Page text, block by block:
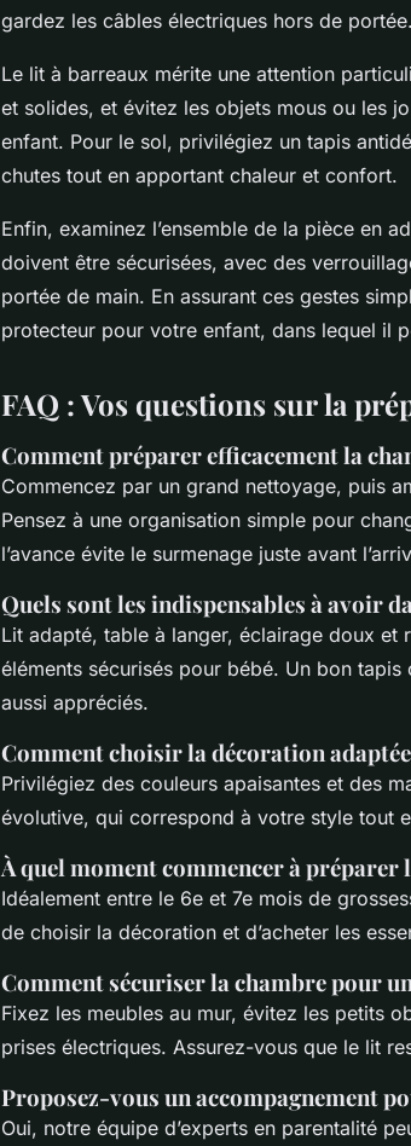
gardez les câbles électriques hors de portée.
Le lit à barreaux mérite une attention
et solides, et évitez les objets mous ou les
enfant. Pour le sol, privilégiez un tapis
chutes tout en apportant chaleur et confort.
Enfin, examinez l’ensemble de la pièce en
doivent être sécurisées, avec des
portée de main. En assurant ces gestes
protecteur pour votre enfant, dans lequel il
FAQ : Vos questions sur la
Comment préparer efficacement la
Commencez par un grand nettoyage, puis
Pensez à une organisation simple pour
l’avance évite le surmenage juste avant
Quels sont les indispensables à avoir
Lit adapté, table à langer, éclairage doux et
éléments sécurisés pour bébé. Un bon
aussi appréciés.
Comment choisir la décoration
Privilégiez des couleurs apaisantes et des
évolutive, qui correspond à votre style tout
À quel moment commencer à préparer
Idéalement entre le 6e et 7e mois de
de choisir la décoration et d’acheter les
Comment sécuriser la chambre pour
Fixez les meubles au mur, évitez les petits
prises électriques. Assurez-vous que le lit
Proposez-vous un accompagnement
Oui, notre équipe d’experts en parentalité